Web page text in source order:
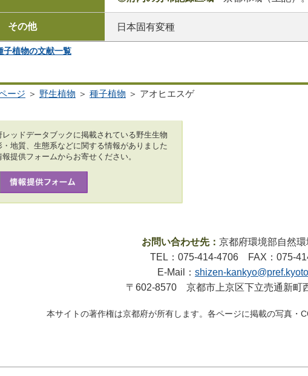
その他 日本固有変種
子植物の文献一覧
ージ ＞ 野生植物 ＞ 種子植物 ＞ アオヒエスゲ
レッドデータブックに掲載されている野生生物
・地質、生態系などに関する情報がありました
報提供フォームからお寄せください。
お問い合わせ先： 京都府環境部自然
TEL：075-414-4706 FAX：075-
E-Mail： shizen-
〒602-8570 京都市上京区下立売通新町
本サイトの著作権は京都府が所有します。各ページに掲載の写真・